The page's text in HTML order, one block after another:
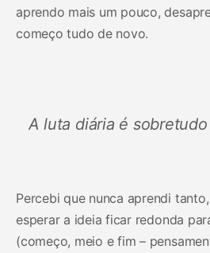
aprendo mais um pouco,
começo tudo de novo.
A luta diária é
Percebi que nunca aprendi
esperar a ideia ficar redonda
(começo, meio e fim –